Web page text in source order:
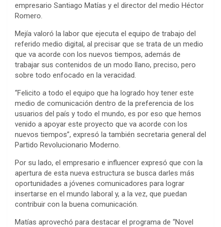
empresario Santiago Matías y el director del medio Héctor
Romero.
Mejía valoró la labor que ejecuta el equipo de trabajo del
referido medio digital, al precisar que se trata de un medio
que va acorde con los nuevos tiempos, además de
trabajar sus contenidos de un modo llano, preciso, pero
sobre todo enfocado en la veracidad.
“Felicito a todo el equipo que ha logrado hoy tener este
medio de comunicación dentro de la preferencia de los
usuarios del país y todo el mundo, es por eso que hemos
venido a apoyar este proyecto que va acorde con los
nuevos tiempos”, expresó la también secretaria general del
Partido Revolucionario Moderno.
Por su lado, el empresario e influencer expresó que con la
apertura de esta nueva estructura se busca darles más
oportunidades a jóvenes comunicadores para lograr
insertarse en el mundo laboral y, a la vez, que puedan
contribuir con la buena comunicación.
Matías aprovechó para destacar el programa de “Novel